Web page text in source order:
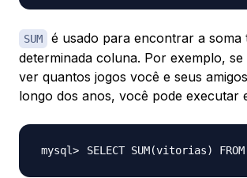
SUM
é usado para encontrar a soma
determinada coluna. Por exemplo,
ver quantos jogos você e seus
longo dos anos, você pode executar
SELECT SUM(vitorias)